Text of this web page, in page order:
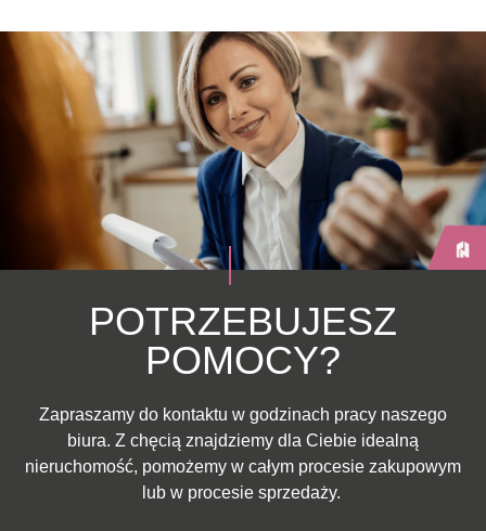
POTRZEBUJESZ
POMOCY?
Zapraszamy do kontaktu w godzinach pracy naszego
biura. Z chęcią znajdziemy dla Ciebie idealną
nieruchomość, pomożemy w całym procesie zakupowym
lub w procesie sprzedaży.